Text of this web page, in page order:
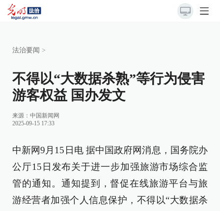
法治要闻 >
不得以“大数据杀熟”等行为侵害
游客权益 国办发文
来源： 中国新闻网
2025-09-15 17:33
中新网9月15日电 据中国政府网消息，国务院办
公厅15日发布关于进一步加强旅游市场综合监
管的通知。通知提到，督促在线旅游平台与旅
游经营者加强个人信息保护，不得以“大数据杀